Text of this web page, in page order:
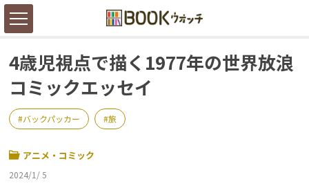
4歳児視点で描く1977年の世界放浪
コミックエッセイ
バックパッカー 旅
アニメ・コミック
2024/1/ 5